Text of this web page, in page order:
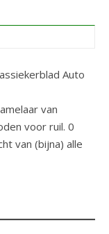
Auto
van
voor ruil. 0
van (bijna) alle